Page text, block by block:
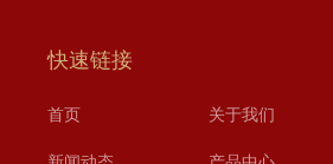
快速链接
首页 关于我们